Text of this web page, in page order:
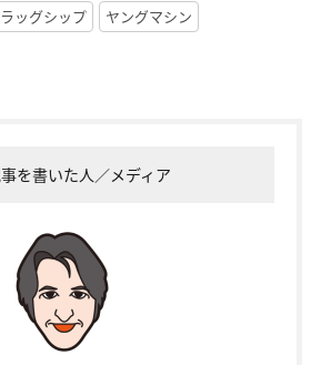
ッグシップ
ヤングマシン
を書いた人／メディア